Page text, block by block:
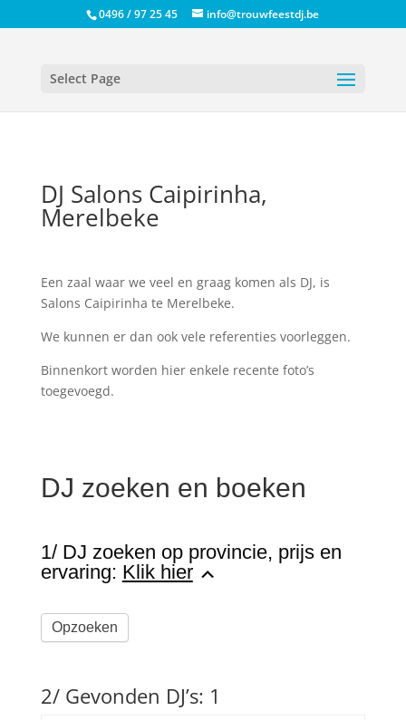
0496 / 97 25 45 info@trouwfeestdj.be
Select Page
DJ Salons Caipirinha,
Merelbeke
Een zaal waar we veel en graag komen als DJ, is
Salons Caipirinha te Merelbeke.
We kunnen er dan ook vele referenties voorleggen.
Binnenkort worden hier enkele recente foto’s
toegevoegd.
DJ zoeken en boeken
1/ DJ zoeken op provincie, prijs en
ervaring: Klik hier
Opzoeken
2/ Gevonden DJ’s: 1